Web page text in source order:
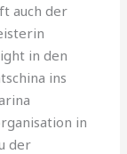
auch der
in den
ins
in
der